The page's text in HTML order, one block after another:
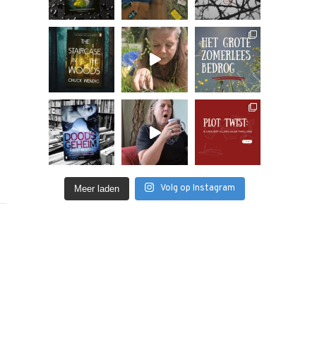
Meer laden Volg op Instagram